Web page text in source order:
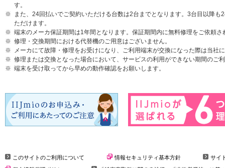
す。
また、24回払いでご契約いただける台数は2台までとなります。3台目以降
ただけます。
端末のメーカ保証期間は1年間となります。保証期間内に無料修理をご依頼
修理・交換期間における代替機のご用意はございません。
メーカにて故障・修理をお受けになり、ご利用端末が交換になった際は当社
修理または交換となった場合において、サービスの利用ができない期間のご
端末を受け取ってから早めの動作確認をお願いします。
このサイトのご利用について 情報セキュリティ基本方針
サイ